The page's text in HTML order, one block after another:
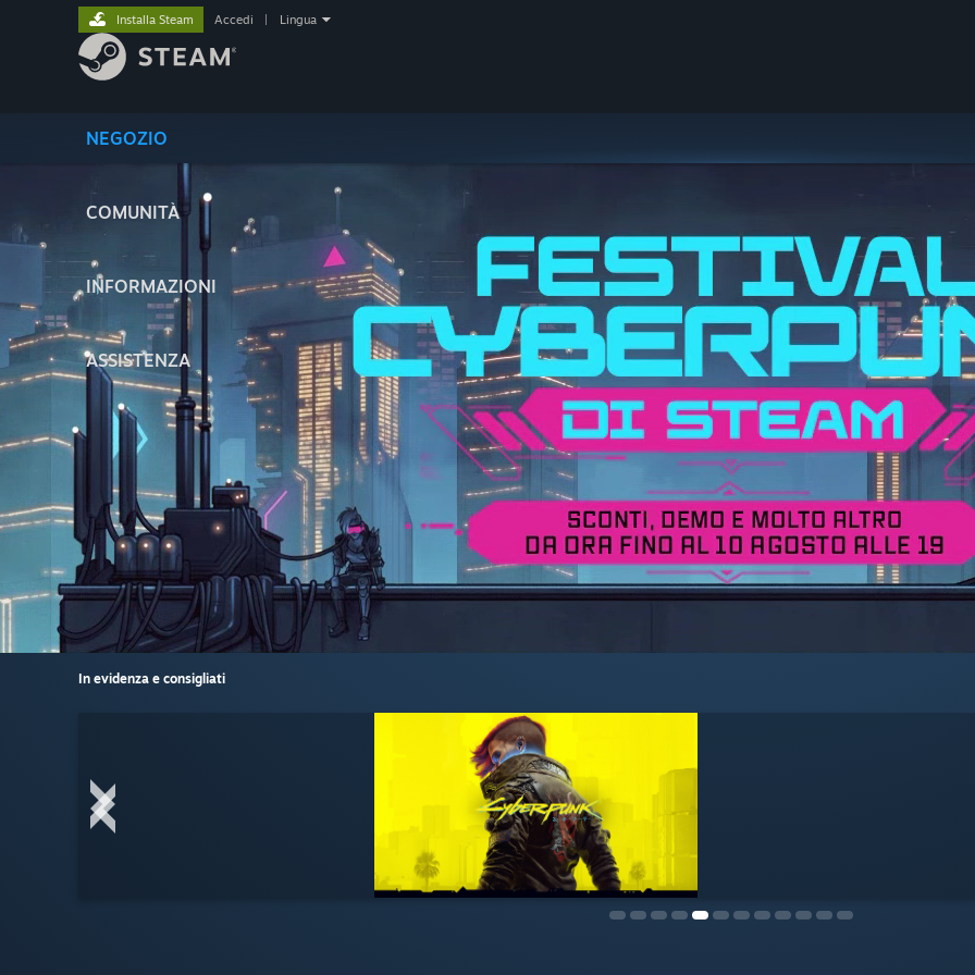
NEGOZIO
COMUNITÀ
INFORMAZIONI
ASSISTENZA
Installa Steam Accedi Lingua
In evidenza e consigliati